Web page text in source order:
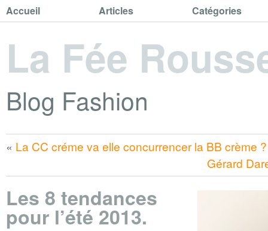
Accueil Articles Catégories
La Fée
Blog Fashion
« La CC créme va elle concurrencer la BB crème ?
Gérard
Les 8 tendances
pour l’été 2013.